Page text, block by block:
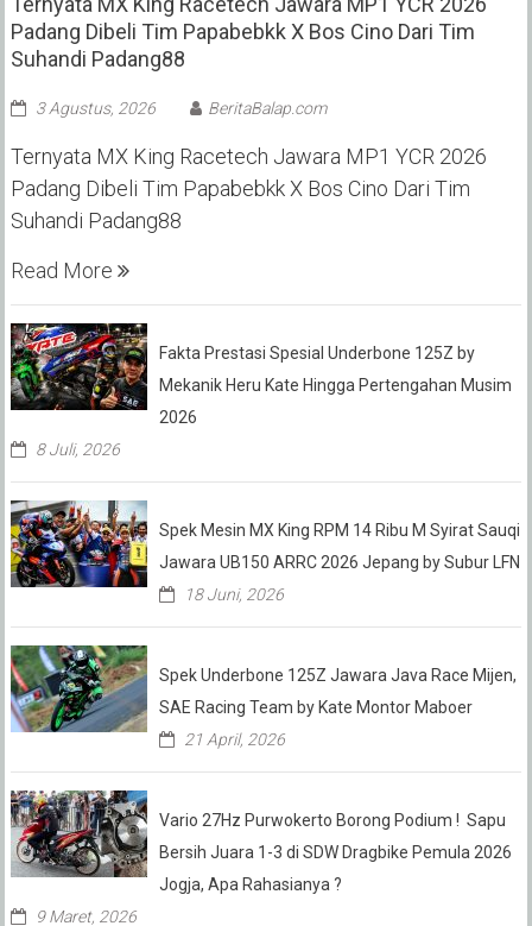
Padang Dibeli Tim Papabebkk X Bos Cino Dari Tim
Suhandi Padang88
3 Agustus, 2026 BeritaBalap.com
Ternyata MX King Racetech Jawara MP1 YCR 2026
Padang Dibeli Tim Papabebkk X Bos Cino Dari Tim
Suhandi Padang88
Read More
Fakta Prestasi Spesial Underbone 125Z by
Mekanik Heru Kate Hingga Pertengahan Musim
2026
8 Juli, 2026
Spek Mesin MX King RPM 14 Ribu M Syirat Sauqi
Jawara UB150 ARRC 2026 Jepang by Subur LFN
18 Juni, 2026
Spek Underbone 125Z Jawara Java Race Mijen,
SAE Racing Team by Kate Montor Maboer
21 April, 2026
Vario 27Hz Purwokerto Borong Podium ! Sapu
Bersih Juara 1-3 di SDW Dragbike Pemula 2026
Jogja, Apa Rahasianya ?
9 Maret, 2026